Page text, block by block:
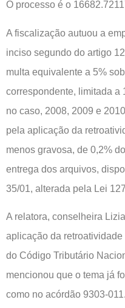
O processo é o
A fiscalização autuou a
inciso segundo do artigo
multa equivalente a 5%
correspondente, limitada a
no caso, 2008, 2009 e
pela aplicação da
menos gravosa, de 0,2%
entrega dos arquivos,
35/01, alterada pela Lei
A relatora, conselheira
aplicação da
do Código Tributário
mencionou que o tema já
como no acórdão 9303-